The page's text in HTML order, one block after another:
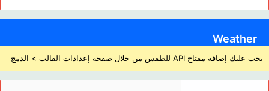
Weather
يجب عليك إضافة مفتاح API للطقس من خلال صفحة إعدادات القالب > الدمج